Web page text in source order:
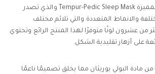
نقدم لكم نظارة النوم المميزة Tempur-Pedic Sleep Mask والذي تصدر
والانماط المتعددة والتي تلائم مختلف
من عشرون لونًا متوفرًا لهذا المنتج الرائع وتحتوي
على أزهار تقليدية الشكل.
من مادة البولي يوريثان مما يخلق تصميمًا ناعمًا